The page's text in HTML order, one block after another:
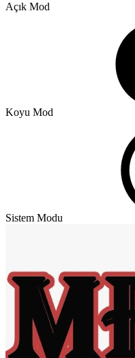
Açık Mod
Koyu Mod
Sistem Modu